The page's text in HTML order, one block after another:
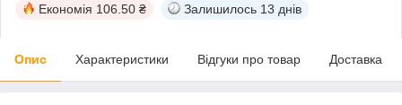
Економія 106.50 ₴ Залишилось 13 днів
Опис Характеристики Відгуки про товар Доставка